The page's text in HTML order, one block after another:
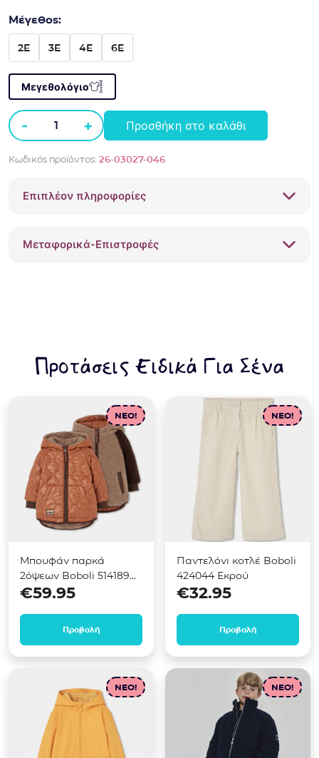
Μέγεθος:
2E 3E 4E 6E
Μεγεθολόγιο
-
Τοπ
Mayoral
Λιλά
+ Προσθήκη στο καλάθι
Κωδικός προϊόντος: 26-03027-046
Επιπλέον πληροφορίες
Μεταφορικά-Επιστροφές
Προτάσεις Ειδικά Για Σένα
NEO!
Μπουφάν παρκά
2όψεων Boboli 514189
Καφέ
€59.95
Προβολή
NEO!
Παντελόνι κοτλέ Boboli
424044 Εκρού
€32.95
Προβολή
NEO! NEO!